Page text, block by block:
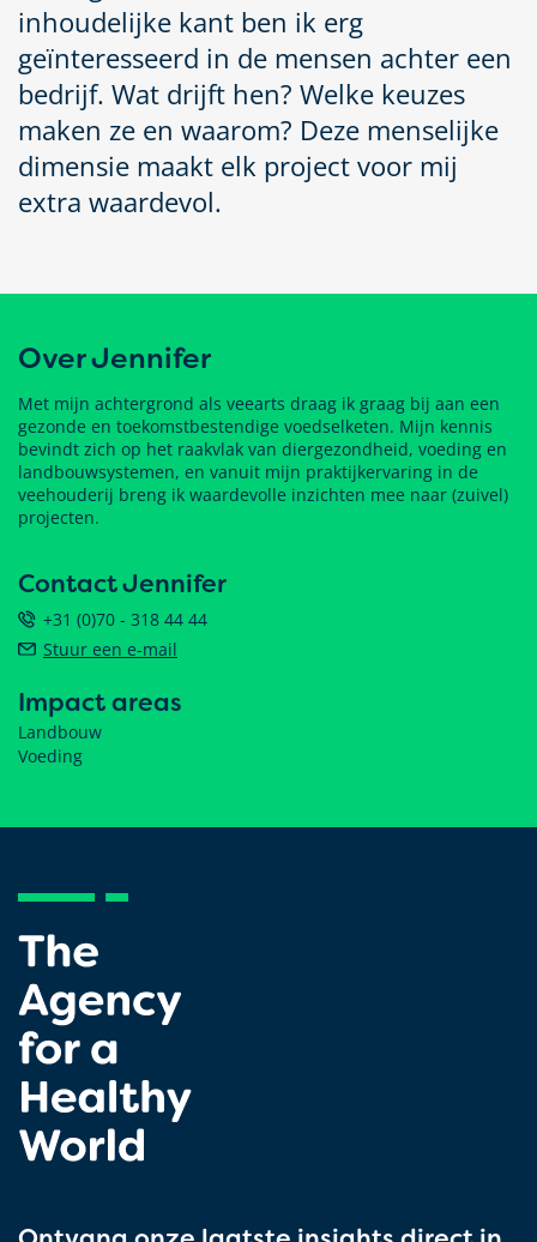
inhoudelijke kant ben ik erg
geïnteresseerd in de mensen achter een
bedrijf. Wat drijft hen? Welke keuzes
maken ze en waarom? Deze menselijke
dimensie maakt elk project voor mij
extra waardevol.
Over Jennifer
Met mijn achtergrond als veearts draag ik graag bij aan een
gezonde en toekomstbestendige voedselketen. Mijn kennis
bevindt zich op het raakvlak van diergezondheid, voeding en
landbouwsystemen, en vanuit mijn praktijkervaring in de
veehouderij breng ik waardevolle inzichten mee naar (zuivel)
projecten.
Contact Jennifer
+31 (0)70 - 318 44 44
Stuur een e-mail
Impact areas
Landbouw
Voeding